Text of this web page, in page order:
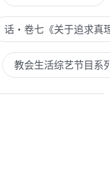
话・卷七《关于追求真
教会生活综艺节目系